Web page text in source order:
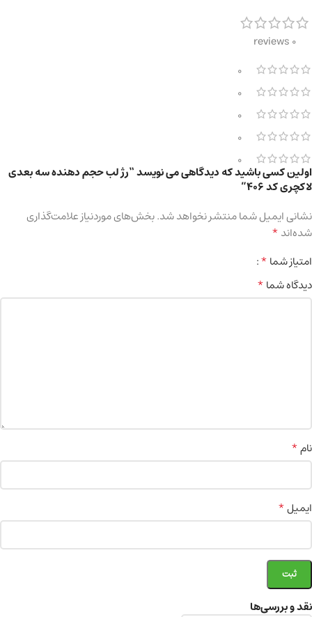
0 reviews
0
0
0
0
0
نقد و بررسی‌ها
اولین کسی باشید که دیدگاهی می نویسد “رژ لب حجم دهنده سه بعدی
لاکچری کد 406”
نشانی ایمیل شما منتشر نخواهد شد.بخش‌های موردنیاز علامت‌گذاری
شده‌اند*
امتیاز شما*
دیدگاه شما*
نام*
ایمیل*